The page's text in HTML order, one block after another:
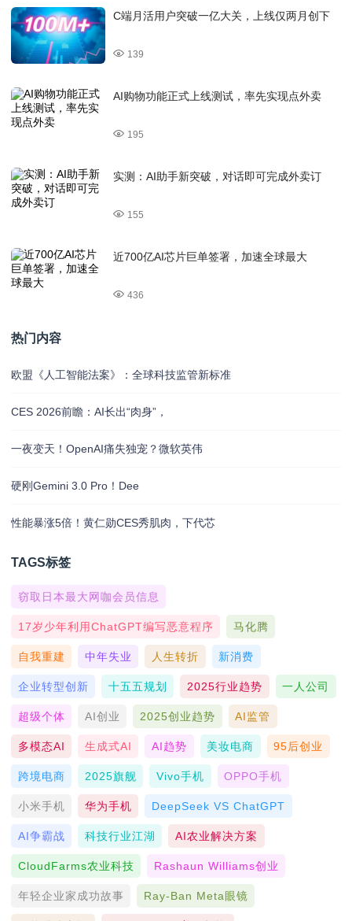
C端月活用户突破一亿大关，上线仅两月创下
139
AI购物功能正式上线测试，率先实现点外卖
195
实测：AI助手新突破，对话即可完成外卖订
155
近700亿AI芯片巨单签署，加速全球最大
436
热门内容
欧盟《人工智能法案》：全球科技监管新标准
CES 2026前瞻：AI长出“肉身”，
一夜变天！OpenAI痛失独宠？微软英伟
硬刚Gemini 3.0 Pro！Dee
性能暴涨5倍！黄仁勋CES秀肌肉，下代芯
TAGS标签
窃取日本最大网咖会员信息
17岁少年利用ChatGPT编写恶意程序 马化腾
自我重建 中年失业 人生转折 新消费
企业转型创新 十五五规划 2025行业趋势 一人公司
超级个体 AI创业 2025创业趋势 AI监管
多模态AI 生成式AI AI趋势 美妆电商 95后创业
跨境电商 2025旗舰 Vivo手机 OPPO手机
小米手机 华为手机 DeepSeek VS ChatGPT
AI争霸战 科技行业江湖 AI农业解决方案
CloudFarms农业科技 Rashaun Williams创业
年轻企业家成功故事 Ray-Ban Meta眼镜